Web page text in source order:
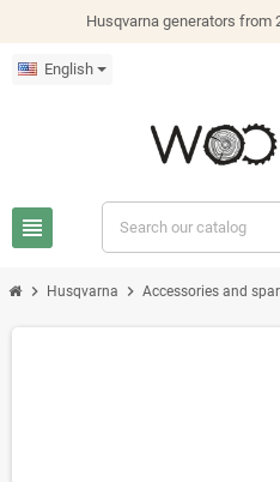
Husqvarna generators from
English
view_headline
chevron_right Husqvarna chevron_right Accessories and